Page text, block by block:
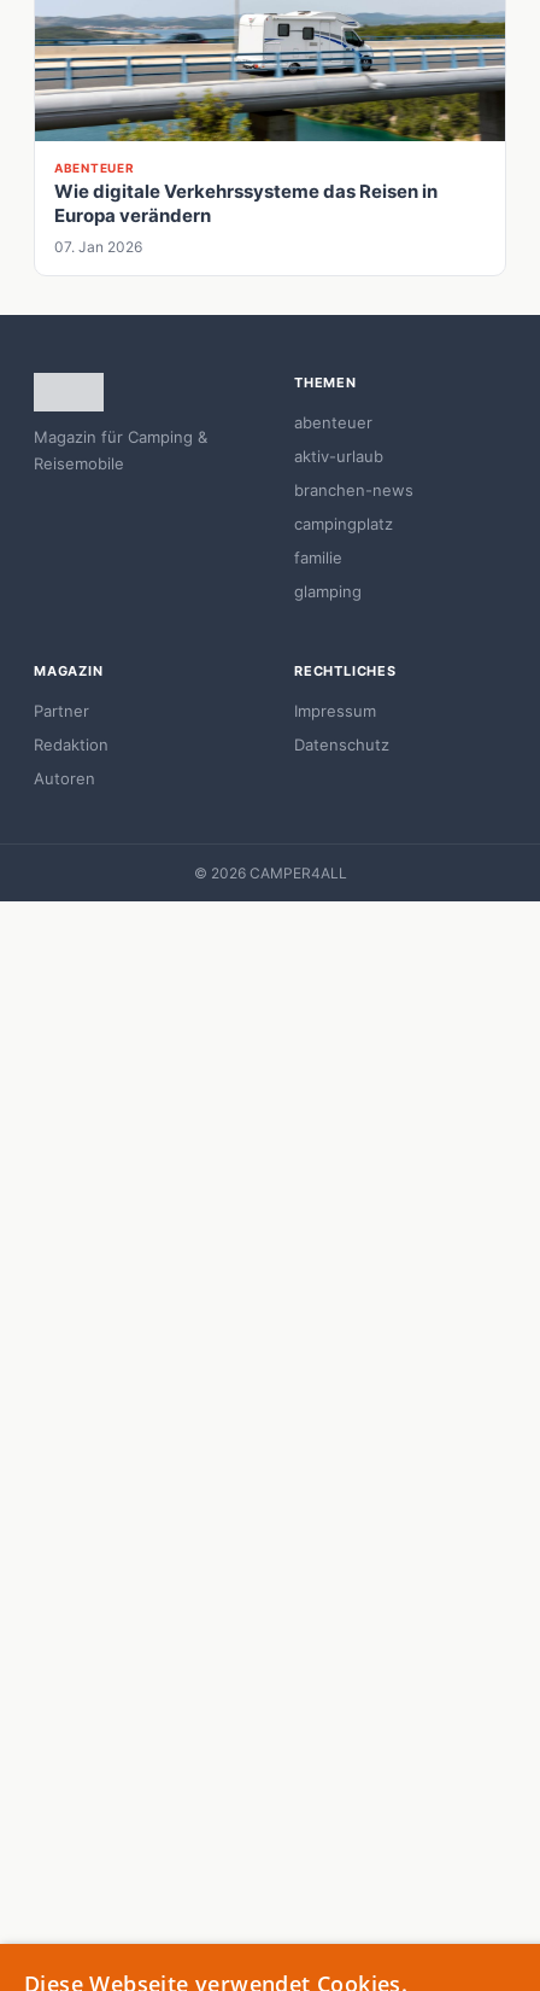
ABENTEUER
Wie digitale Verkehrssysteme das Reisen in
Europa verändern
07. Jan 2026
Magazin für Camping &
Reisemobile
THEMEN
abenteuer
aktiv-urlaub
branchen-news
campingplatz
familie
glamping
MAGAZIN
Partner
Redaktion
Autoren
RECHTLICHES
Impressum
Datenschutz
© 2026 CAMPER4ALL
Diese Webseite verwendet Cookies.